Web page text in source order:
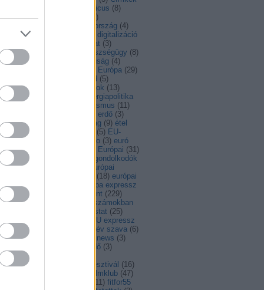
copernicus (8)
(8) covid19
)
csehország (4)
) Dánia
digitalizáció
divat (3)
6) egészségügy (8)
egyenjogúság (4)
egy csésze Európa (29)
(5)
(39 emberi jogok (13)
)
energiapolitika
erasmus (11)
erdő (3)
észtország (9) étel
) EU ) (5) EU-
(6) euro (3) euró
Európa ( Európai (31)
Bizottság
európai gondolkodók
európai intézmények
Európai
(18) európai
(3) Európai Unió
európa expressz
Europa Nostra európa pont (229)
szamokban
Európa számokban
eurostat (25)
EU expressz
EU Tanács év szava (6)
(6 fake news (3)
fejlődő (3)
3)
fesztivál (16)
filmklub (47)
11) fitfor55